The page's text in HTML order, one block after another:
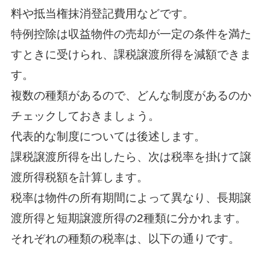
料や抵当権抹消登記費用などです。
特例控除は収益物件の売却が一定の条件を満た
すときに受けられ、課税譲渡所得を減額できま
す。
複数の種類があるので、どんな制度があるのか
チェックしておきましょう。
代表的な制度については後述します。
課税譲渡所得を出したら、次は税率を掛けて譲
渡所得税額を計算します。
税率は物件の所有期間によって異なり、長期譲
渡所得と短期譲渡所得の2種類に分かれます。
それぞれの種類の税率は、以下の通りです。